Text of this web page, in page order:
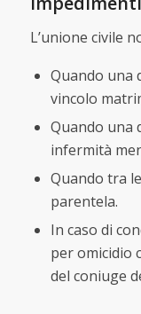
L’unione civile
Quando una
vincolo
Quando una
infermità
Quando tra
parentela.
In caso di
per omicidio
del coniuge